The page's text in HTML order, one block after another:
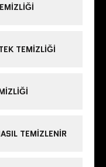
TEMIZLIĞI
TEMIZLENIR